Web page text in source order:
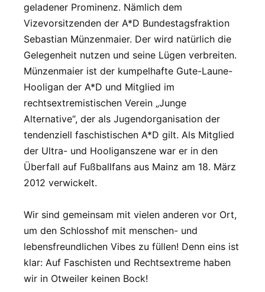
geladener Prominenz. Nämlich dem
Vizevorsitzenden der A*D Bundestagsfraktion
Sebastian Münzenmaier. Der wird natürlich die
Gelegenheit nutzen und seine Lügen verbreiten.
Münzenmaier ist der kumpelhafte Gute-Laune-
Hooligan der A*D und Mitglied im
rechtsextremistischen Verein „Junge
Alternative“, der als Jugendorganisation der
tendenziell faschistischen A*D gilt. Als Mitglied
der Ultra- und Hooliganszene war er in den
Überfall auf Fußballfans aus Mainz am 18. März
2012 verwickelt.
Wir sind gemeinsam mit vielen anderen vor Ort,
um den Schlosshof mit menschen- und
lebensfreundlichen Vibes zu füllen! Denn eins ist
klar: Auf Faschisten und Rechtsextreme haben
wir in Otweiler keinen Bock!